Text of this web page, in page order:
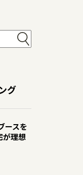
グ
ースを
が理想